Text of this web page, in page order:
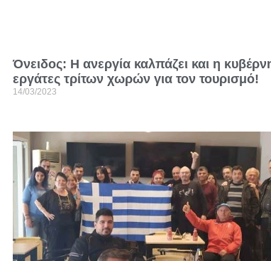
Όνειδος: Η ανεργία καλπάζει και η
εργάτες τρίτων χωρών για τον τουρισμό!
14/03/2023